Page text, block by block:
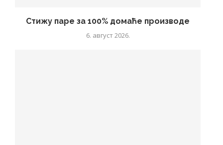
Стижу паре за 100% домаће производе
6. август 2026.